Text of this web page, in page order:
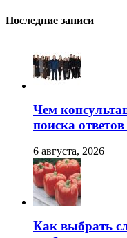
Последние записи
Чем
поиска
6 августа, 2026
Как выбрать